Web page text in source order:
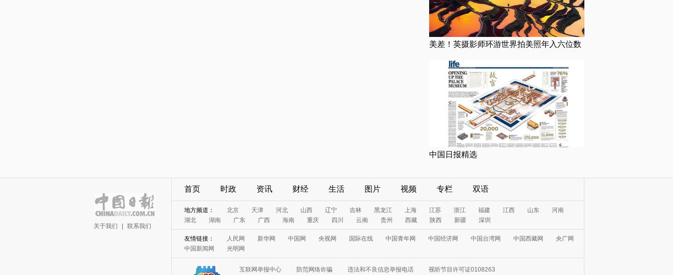
美差！英摄影师环游世界拍美照年入六位数
中国日报精选
关于我们 联系我们
首页 时政 资讯 财经 生活 图片 视频 专栏 双语
地方频道： 北京 天津 河北 山西 辽宁 吉林 黑龙江 上海 江苏 浙江 福建 江西 山东
河南
湖北
湖南 广东 广西 海南 重庆 四川 云南 贵州 西藏 陕西 新疆 深圳
友情链接： 人民网 新华网 中国网 央视网 国际在线 中国青年网 中国经济网 中国台湾网 中国西藏网
央广网
中国新闻网
光明网
互联网举报中心 防范网络诈骗 违法和不良信息举报电话 视听节目许可证0108263